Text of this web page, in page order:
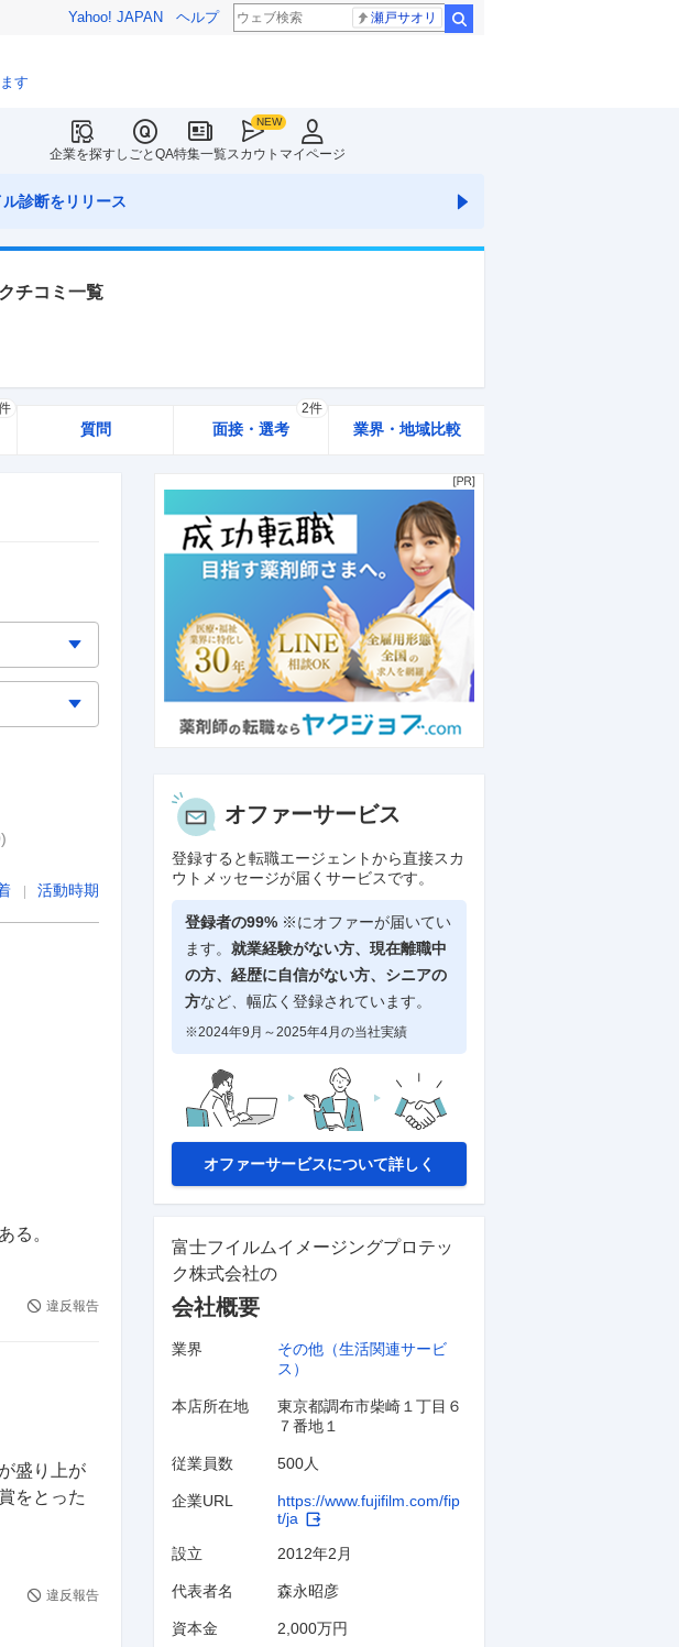
Yahoo! JAPAN ヘルプ 瀬戸サオリ
す
企業を探すしごとQA特集一覧スカウト マイページ
診断をリリース
チコミ一覧
質問 面接・選考
2件
業界・地域比較
活動時期
る。
違反報告
盛り上が
をとった
違反報告
オファーサービス
登録すると転職エージェントから直接スカ
ウトメッセージが届くサービスです。
登録者の99% ※にオファーが届いてい
ます。 就業経験がない方、現在離職中
の方、 経歴に自信がない方、シニアの
方など、幅広く登録されています。
※2024年9月～2025年4月の当社実績
オファーサービスについて詳しく
富士フイルムイメージングプロテッ
ク株式会社の
会社概要
業界
その他（生活関連サービ
ス）
本店所在地
東京都調布市柴崎１丁目６
７番地１
従業員数 500人
企業URL
https://www.fujifilm.com/fip
t/ja
設立 2012年2月
代表者名 森永昭彦
資本金 2,000万円